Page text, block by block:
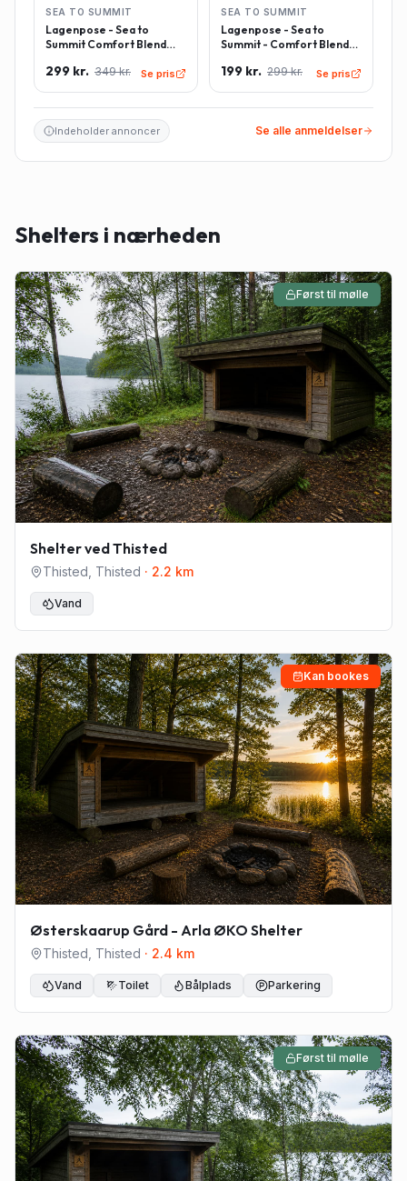
SEA TO SUMMIT
Lagenpose - Sea to
Summit Comfort Blend
pudeindlæg -
299 kr. 349 kr. Se pris
SEA TO SUMMIT
Lagenpose - Sea to
Summit - Comfort Blend
Rektangulær - Lyseblå
199 kr. 299 kr. Se pris
Indeholder annoncer Se alle anmeldelser
Shelters i nærheden
Først til mølle
Shelter ved Thisted
Thisted Thisted · 2.2 km
Vand
Kan bookes
Østerskaarup Gård - Arla ØKO Shelter
Thisted Thisted · 2.4 km
Vand Toilet Bålplads Parkering
Først til mølle